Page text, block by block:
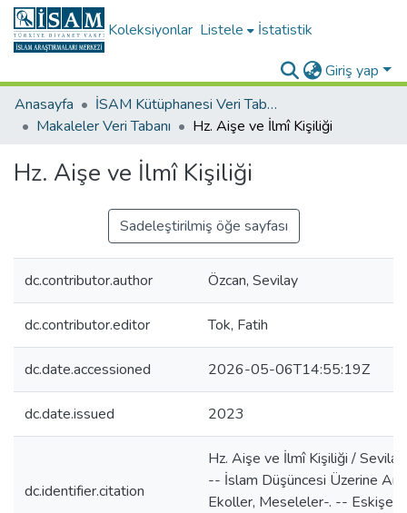
Koleksiyonlar Listele İstatistik
Giriş yap
Anasayfa
İSAM Kütüphanesi Veri Tabanları
Makaleler Veri Tabanı
Hz. Aişe ve İlmî Kişiliği
Hz. Aişe ve İlmî Kişiliği
Sadeleştirilmiş öğe sayfası
dc.contributor.author Özcan, Sevilay
dc.contributor.editor Tok, Fatih
dc.date.accessioned 2026-05-06T14:55:19Z
dc.date.issued 2023
dc.identifier.citation
Hz. Aişe ve İlmî Kişiliği /
-- İslam Düşüncesi Üzerine
Ekoller, Meseleler-. --